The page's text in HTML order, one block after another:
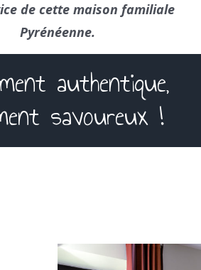
de cette maison familiale
Pyrénéenne.
authentique,
savoureux !